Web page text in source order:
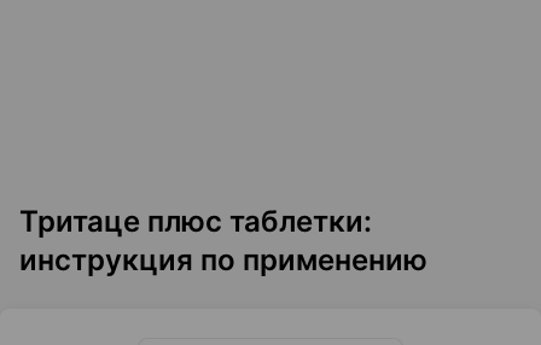
Тритаце плюс таблетки:
инструкция по применению